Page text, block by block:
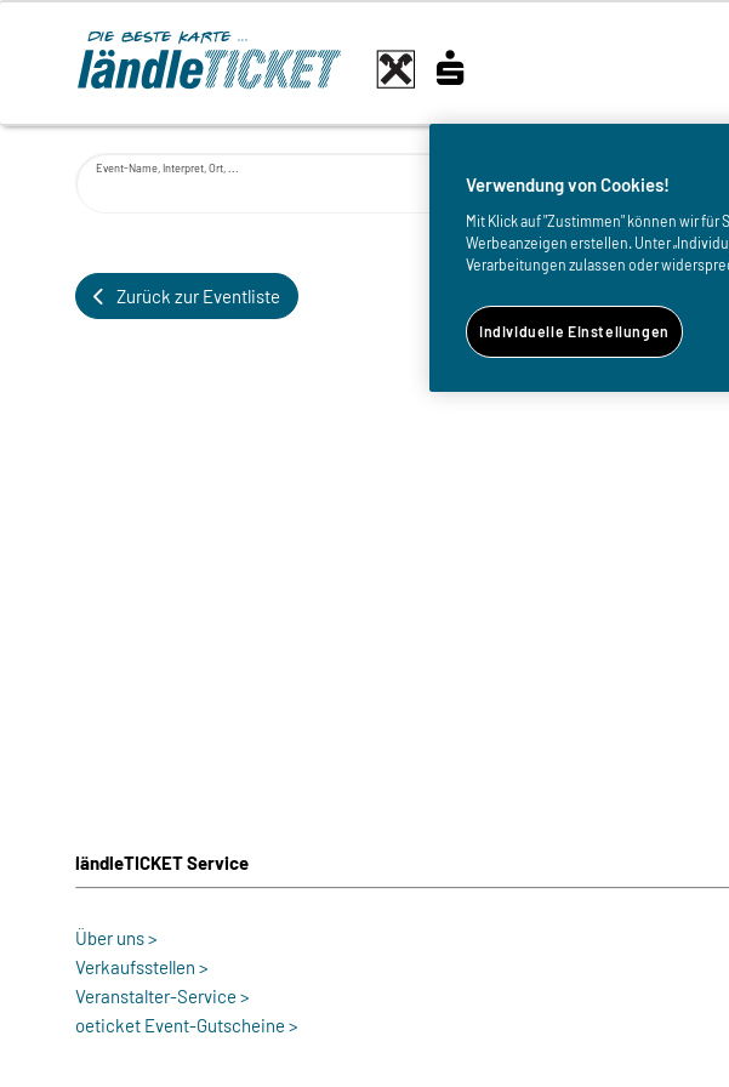
Event-Name, Interpret, Ort, ...
Zurück zur Eventliste
ländleTICKET Service
Über uns >
Verkaufsstellen >
Veranstalter-Service >
oeticket Event-Gutscheine >
Verwendung von Cookies!
Mit Klick auf "Zustimmen" können wir
Werbeanzeigen erstellen. Unter
Verarbeitungen zulassen oder
Individuelle Einstellungen